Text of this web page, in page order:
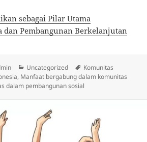
sebagai Pilar Utama
dan Pembangunan Berkelanjutan
Kategori
Uncategorized Tag
Komunitas
, Manfaat bergabung dalam komunitas
dalam pembangunan sosial